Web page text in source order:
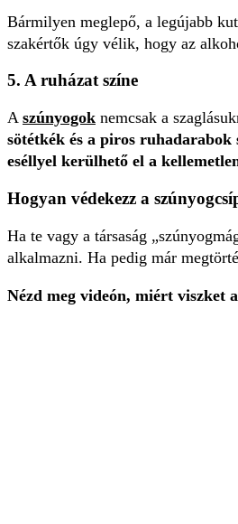
Bármilyen meglepő, a legújabb
szakértők úgy vélik, hogy az
5. A ruházat színe
A szúnyogok nemcsak a
sötétkék és a piros ruhadarabok
eséllyel kerülhető el a
Hogyan védekezz a
Ha te vagy a társaság
alkalmazni. Ha pedig már
Nézd meg videón, miért viszket